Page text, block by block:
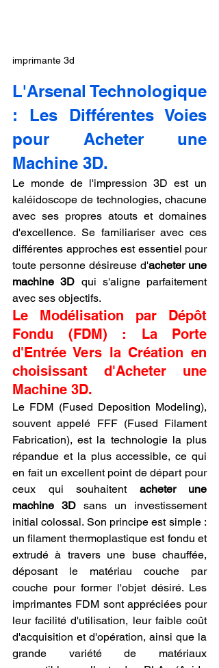
imprimante 3d
L'Arsenal Technologique
: Les Différentes Voies
pour Acheter une
Machine 3D.
Le monde de l'impression 3D est un
kaléidoscope de technologies, chacune
avec ses propres atouts et domaines
d'excellence. Se familiariser avec ces
différentes approches est essentiel pour
toute personne désireuse d'acheter une
machine 3D qui s'aligne parfaitement
avec ses objectifs.
Le Modélisation par Dépôt
Fondu (FDM) : La Porte
d'Entrée Vers la Création en
choisissant d'Acheter une
Machine 3D.
Le FDM (Fused Deposition Modeling),
souvent appelé FFF (Fused Filament
Fabrication), est la technologie la plus
répandue et la plus accessible, ce qui
en fait un excellent point de départ pour
ceux qui souhaitent acheter une
machine 3D sans un investissement
initial colossal. Son principe est simple :
un filament thermoplastique est fondu et
extrudé à travers une buse chauffée,
déposant le matériau couche par
couche pour former l'objet désiré. Les
imprimantes FDM sont appréciées pour
leur facilité d'utilisation, leur faible coût
d'acquisition et d'opération, ainsi que la
grande variété de matériaux